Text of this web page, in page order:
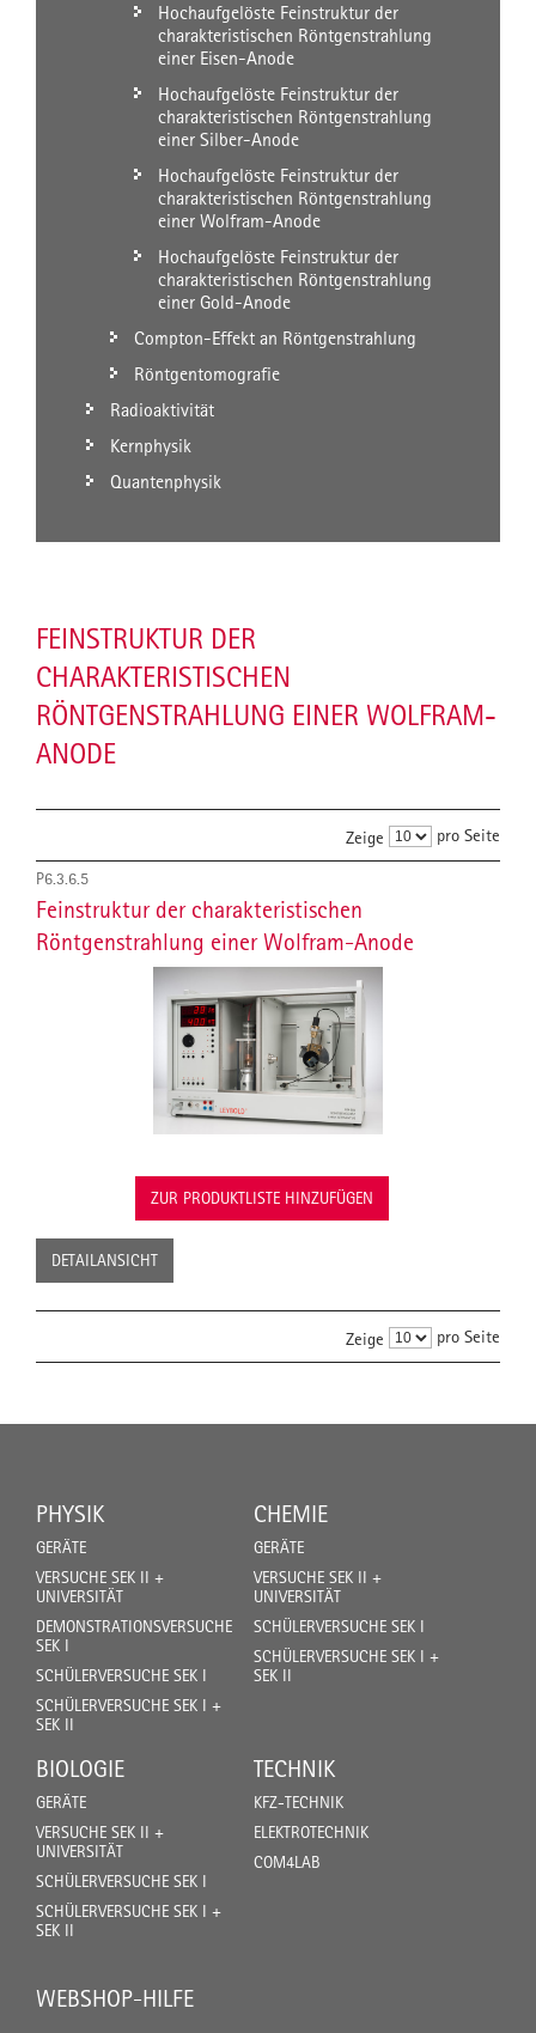
Hochaufgelöste Feinstruktur der
charakteristischen Röntgenstrahlung
einer Eisen-Anode
Hochaufgelöste Feinstruktur der
charakteristischen Röntgenstrahlung
einer Silber-Anode
Hochaufgelöste Feinstruktur der
charakteristischen Röntgenstrahlung
einer Wolfram-Anode
Hochaufgelöste Feinstruktur der
charakteristischen Röntgenstrahlung
einer Gold-Anode
Compton-Effekt an Röntgenstrahlung
Röntgentomografie
Radioaktivität
Kernphysik
Quantenphysik
FEINSTRUKTUR DER
CHARAKTERISTISCHEN
RÖNTGENSTRAHLUNG EINER WOLFRAM-
ANODE
Zeige pro Seite
P6.3.6.5
Feinstruktur der charakteristischen
Röntgenstrahlung einer Wolfram-Anode
ZUR PRODUKTLISTE HINZUFÜGEN
DETAILANSICHT
Zeige pro Seite
PHYSIK
GERÄTE
VERSUCHE SEK II +
UNIVERSITÄT
DEMONSTRATIONSVERSUCHE
SEK I
SCHÜLERVERSUCHE SEK I
SCHÜLERVERSUCHE SEK I +
SEK II
CHEMIE
GERÄTE
VERSUCHE SEK II +
UNIVERSITÄT
SCHÜLERVERSUCHE SEK I
SCHÜLERVERSUCHE SEK I +
SEK II
BIOLOGIE
GERÄTE
VERSUCHE SEK II +
UNIVERSITÄT
SCHÜLERVERSUCHE SEK I
SCHÜLERVERSUCHE SEK I +
SEK II
TECHNIK
KFZ-TECHNIK
ELEKTROTECHNIK
COM4LAB
WEBSHOP-HILFE